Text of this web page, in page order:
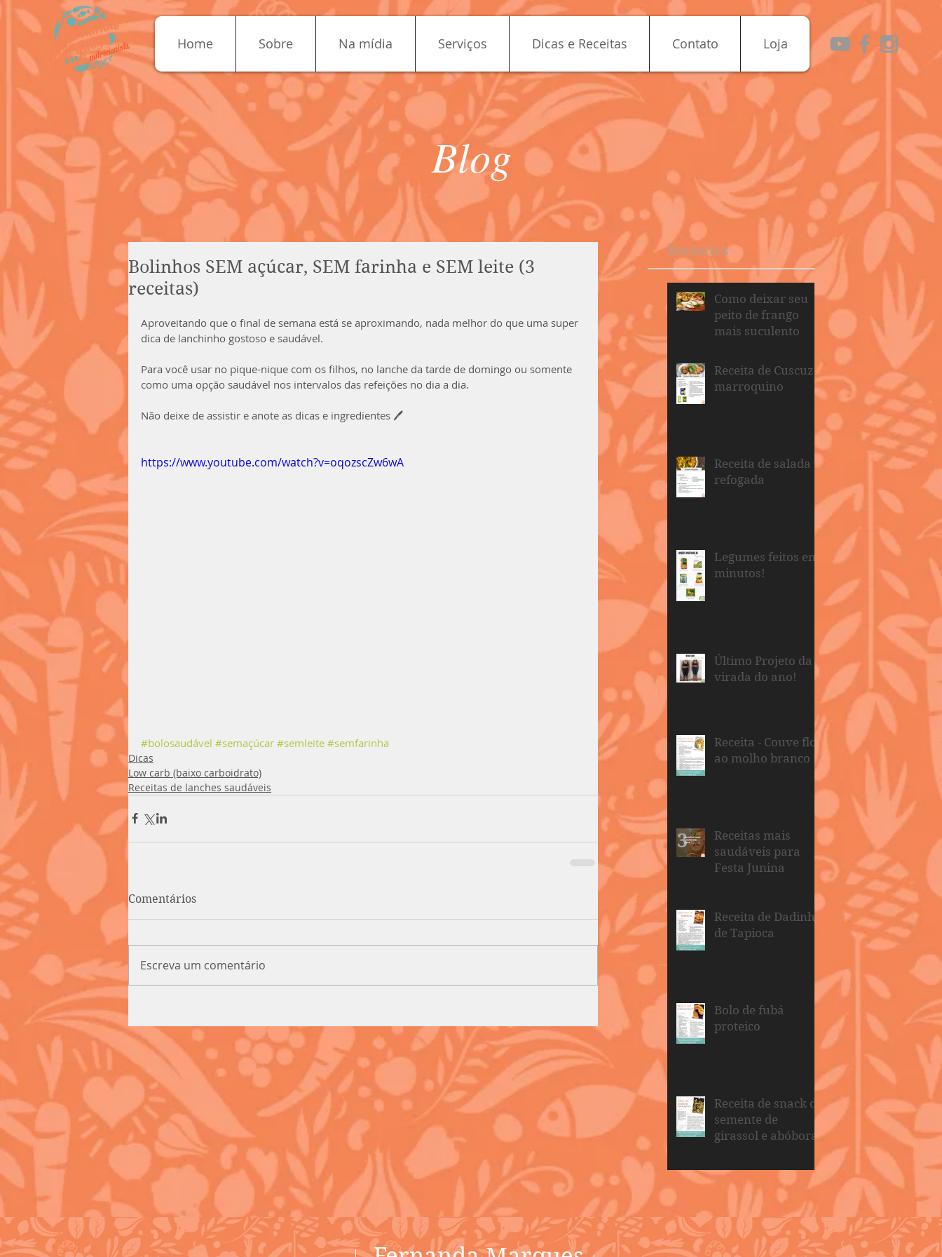
Home Sobre Na mídia Serviços Dicas e Receitas Contato Loja
Blog
Bolinhos SEM açúcar, SEM farinha e SEM leite (3
receitas)
Aproveitando que o final de semana está se aproximando, nada melhor do que uma super
dica de lanchinho gostoso e saudável.
Para você usar no pique-nique com os filhos, no lanche da tarde de domingo ou somente
como uma opção saudável nos intervalos das refeições no dia a dia.
Não deixe de assistir e anote as dicas e ingredientes 🖊
https://www.youtube.com/watch?v=oqozscZw6wA
#bolosaudável #semaçúcar #semleite #semfarinha
Dicas
Low carb (baixo carboidrato)
Receitas de lanches saudáveis
Comentários
Escreva um comentário
Como deixar seu
peito de frango
mais suculento
Receita de Cuscuz
marroquino
Receita de salada
refogada
Legumes feitos em
minutos!
Último Projeto da
virada do ano!
Receita - Couve flor
ao molho branco
Receitas mais
saudáveis para
Festa Junina
Receita de Dadinho
de Tapioca
Bolo de fubá
proteico
Receita de snack de
semente de
girassol e abóbora
Recentes